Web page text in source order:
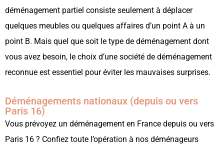
déménagement partiel consiste seulement à déplacer
quelques meubles ou quelques affaires d’un point A à un
point B. Mais quel que soit le type de déménagement dont
vous avez besoin, le choix d’une société de déménagement
reconnue est essentiel pour éviter les mauvaises surprises.
Déménagements nationaux (depuis ou vers
Paris 16)
Vous prévoyez un déménagement en France depuis ou vers
Paris 16 ? Confiez toute l’opération à nos déménageurs